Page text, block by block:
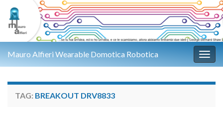
Mauro Alfieri Wearable Domotica Robotica
TAG: BREAKOUT DRV8833